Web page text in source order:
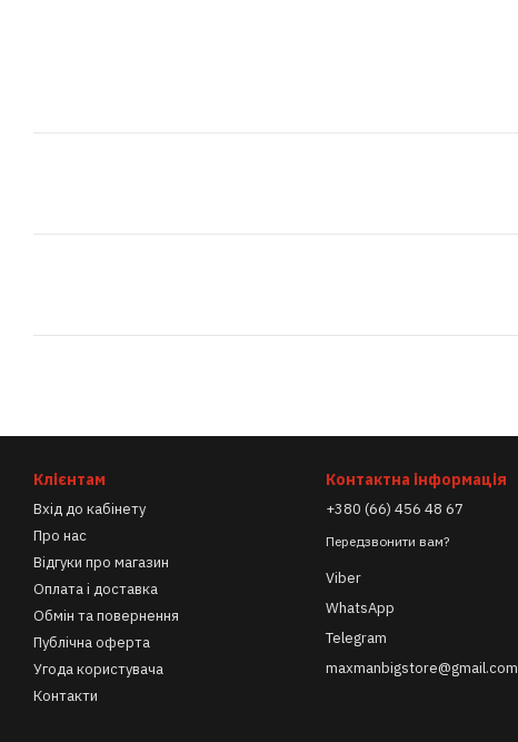
Клієнтам
Вхід до кабінету
Про нас
Відгуки про магазин
Оплата і доставка
Обмін та повернення
Публічна оферта
Угода користувача
Контакти
Контактна інформація
+380 (66) 456 48 67
Передзвонити вам?
Viber
WhatsApp
Telegram
maxmanbigstore@gmail.com